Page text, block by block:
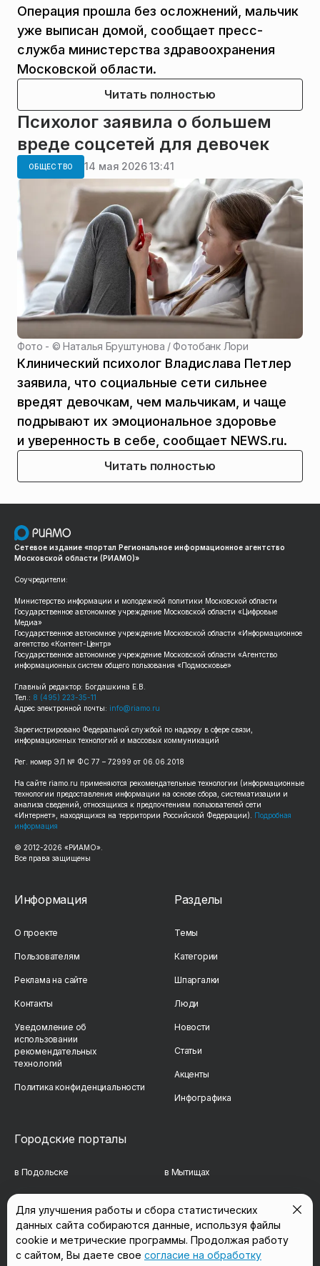
Операция прошла без осложнений, мальчик
уже выписан домой, сообщает пресс-
служба министерства здравоохранения
Московской области.
Читать полностью
Психолог заявила о большем
вреде соцсетей для девочек
ОБЩЕСТВО 14 мая 2026 13:41
Фото - ©Наталья Бруштунова / Фотобанк Лори
Клинический психолог Владислава Петлер
заявила, что социальные сети сильнее
вредят девочкам, чем мальчикам, и чаще
подрывают их эмоциональное здоровье
и уверенность в себе, сообщает NEWS.ru.
Читать полностью
Сетевое издание «портал Региональное информационное агентство
Московской области (РИАМО)»
Соучредители:
Министерство информации и молодежной политики Московской области
Государственное автономное учреждение Московской области «Цифровые
Медиа»
Государственное автономное учреждение Московской области «Информационное
агентство «Контент-Центр»
Государственное автономное учреждение Московской области «Агентство
информационных систем общего пользования «Подмосковье»
Главный редактор: Богдашкина Е.В.
Тел.: 8 (495) 223-35-11
Адрес электронной почты: info@riamo.ru
Зарегистрировано Федеральной службой по надзору в сфере связи,
информационных технологий и массовых коммуникаций
Рег. номер ЭЛ № ФС 77 – 72999 от 06.06.2018
На сайте riamo.ru применяются рекомендательные технологии (информационные
технологии предоставления информации на основе сбора, систематизации и
анализа сведений, относящихся к предпочтениям пользователей сети
«Интернет», находящихся на территории Российской Федерации). Подробная
информация
© 2012-2026 «РИАМО».
Все права защищены
Информация
О проекте
Пользователям
Реклама на сайте
Контакты
Уведомление об
использовании
рекомендательных
технологий
Политика конфиденциальности
Разделы
Темы
Категории
Шпаргалки
Люди
Новости
Статьи
Акценты
Инфографика
Городские порталы
в Подольске в Мытищах
в Сергиевом Посаде в Люберцах
в Красногорске в Королёве
Для улучшения работы и сбора статистических
данных сайта собираются данные, используя файлы
cookie и метрические программы. Продолжая работу
с сайтом, Вы даете свое согласие на обработку